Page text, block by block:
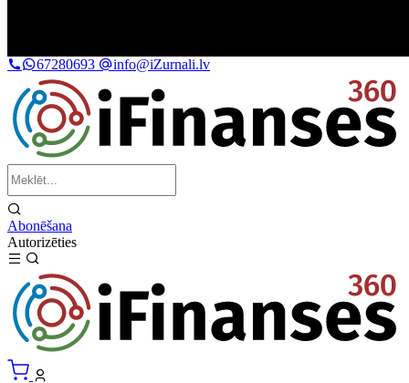
67280693 info@iZurnali.lv
Abonēšana
Autorizēties